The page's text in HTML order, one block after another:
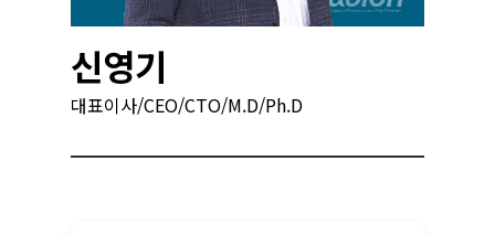
신영기
대표이사/CEO/CTO/M.D/Ph.D